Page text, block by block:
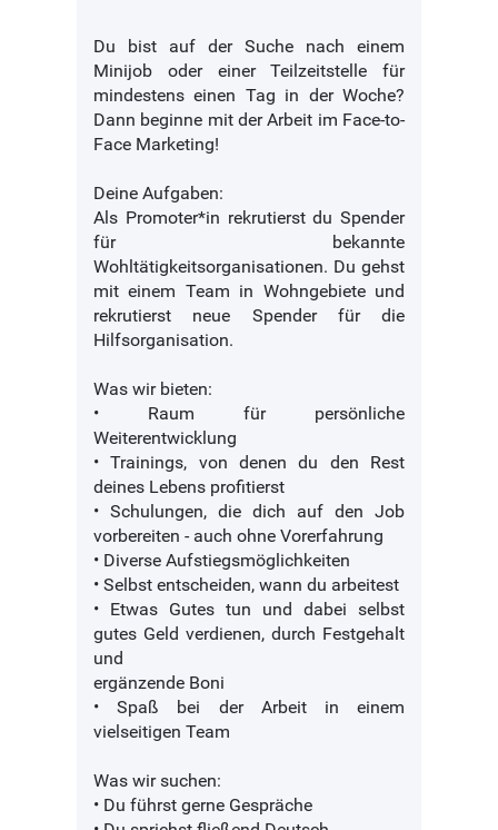
Du bist auf der Suche nach einem
Minijob oder einer Teilzeitstelle für
mindestens einen Tag in der Woche?
Dann beginne mit der Arbeit im Face-to-
Face Marketing!
Deine Aufgaben:
Als Promoter*in rekrutierst du Spender
für bekannte
Wohltätigkeitsorganisationen. Du gehst
mit einem Team in Wohngebiete und
rekrutierst neue Spender für die
Hilfsorganisation.
Was wir bieten:
• Raum für persönliche
Weiterentwicklung
• Trainings, von denen du den Rest
deines Lebens profitierst
• Schulungen, die dich auf den Job
vorbereiten - auch ohne Vorerfahrung
• Diverse Aufstiegsmöglichkeiten
• Selbst entscheiden, wann du arbeitest
• Etwas Gutes tun und dabei selbst
gutes Geld verdienen, durch Festgehalt
und
ergänzende Boni
• Spaß bei der Arbeit in einem
vielseitigen Team
Was wir suchen:
• Du führst gerne Gespräche